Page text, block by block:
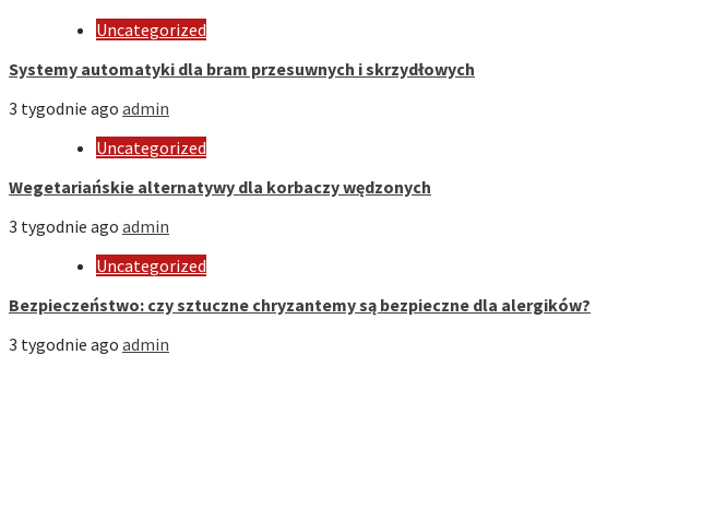
Uncategorized
Systemy automatyki dla bram przesuwnych i skrzydłowych
3 tygodnie ago admin
Uncategorized
Wegetariańskie alternatywy dla korbaczy wędzonych
3 tygodnie ago admin
Uncategorized
Bezpieczeństwo: czy sztuczne chryzantemy są bezpieczne dla alergików?
3 tygodnie ago admin